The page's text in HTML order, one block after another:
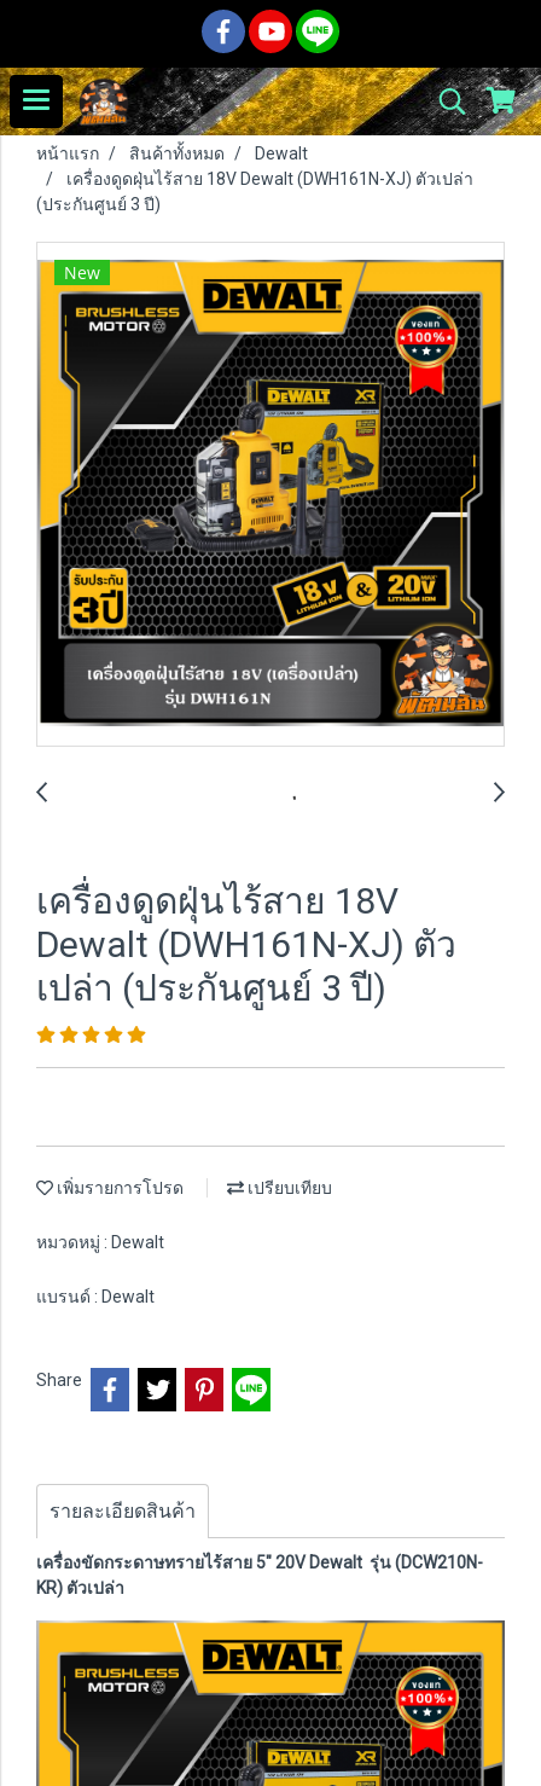
หน้าแรก สินค้าทั้งหมด
Dewalt
เครื่องดูดฝุ่นไร้สาย 18V Dewalt (DWH161N-XJ) ตัวเปล่า
(ประกันศูนย์ 3 ปี)
New
เครื่องดูดฝุ่นไร้สาย 18V
Dewalt (DWH161N-XJ) ตัว
เปล่า (ประกันศูนย์ 3 ปี)
เพิ่มรายการโปรด เปรียบเทียบ
หมวดหมู่ : Dewalt
แบรนด์ : Dewalt
Share
รายละเอียดสินค้า
เครื่องขัดกระดาษทรายไร้สาย 5" 20V Dewalt รุ่น (DCW210N-
KR) ตัวเปล่า